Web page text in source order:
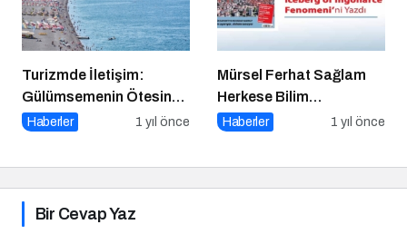
Turizmde İletişim:
Gülümsemenin Ötesinde
Bir Sanat
Haberler 1 yıl önce
Mürsel Ferhat Sağlam
Herkese Bilim
Teknoloji’de “Iceberg of
Haberler 1 yıl önce
Bir Cevap Yaz